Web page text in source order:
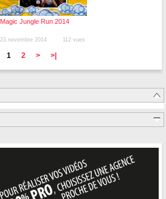
Magic Jungle Run 2014
23 novembre 2014 112 vues
1 2 > >|